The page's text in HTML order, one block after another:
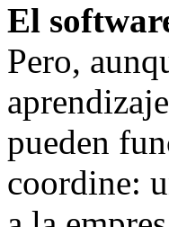
El
Pero,
pueden
coordine: